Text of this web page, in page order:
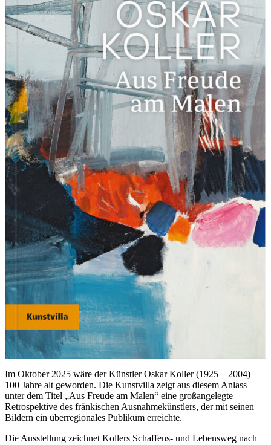
Im Oktober 2025 wäre der Künstler Oskar Koller (1925 – 2004)
100 Jahre alt geworden. Die Kunstvilla zeigt aus diesem Anlass
unter dem Titel „Aus Freude am Malen“ eine großangelegte
Retrospektive des fränkischen Ausnahmekünstlers, der mit seinen
Bildern ein überregionales Publikum erreichte.
Die Ausstellung zeichnet Kollers Schaffens- und Lebensweg nach